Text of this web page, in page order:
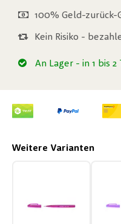
100% Geld-zurück-
Kein Risiko -
An Lager - in 1 bis 2
Weitere Varianten